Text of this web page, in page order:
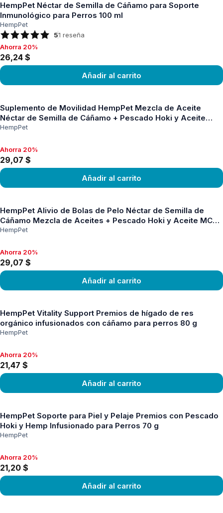
HempPet Néctar de Semilla de Cáñamo para Soporte
Inmunológico para Perros 100 ml
HempPet
51 reseña
Ahorra 20%, 26,24 $
Ahorra 20%
26,24 $
Añadir al carrito
Suplemento de Movilidad HempPet Mezcla de Aceite
Néctar de Semilla de Cáñamo + Pescado Hoki y Aceite
MCT para Perros 100 ml
HempPet
Ahorra 20%, 29,07 $
Ahorra 20%
29,07 $
Añadir al carrito
HempPet Alivio de Bolas de Pelo Néctar de Semilla de
Cáñamo Mezcla de Aceites + Pescado Hoki y Aceite MCT
para Gatos 100 ml
HempPet
Ahorra 20%, 29,07 $
Ahorra 20%
29,07 $
Añadir al carrito
HempPet Vitality Support Premios de hígado de res
orgánico infusionados con cáñamo para perros 80 g
HempPet
Ahorra 20%, 21,47 $
Ahorra 20%
21,47 $
Añadir al carrito
HempPet Soporte para Piel y Pelaje Premios con Pescado
Hoki y Hemp Infusionado para Perros 70 g
HempPet
Ahorra 20%, 21,20 $
Ahorra 20%
21,20 $
Añadir al carrito